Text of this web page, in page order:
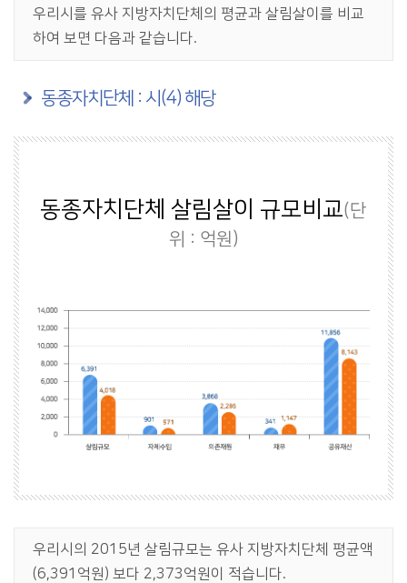
우리시를 유사 지방자치단체의 평균과 살림살이를 비교
하여 보면 다음과 같습니다.
동종자치단체 : 시(4) 해당
동종자치단체 살림살이 규모비교(단
위 : 억원)
우리시의 2015년 살림규모는 유사 지방자치단체 평균액
(6,391억원) 보다 2,373억원이 적습니다.